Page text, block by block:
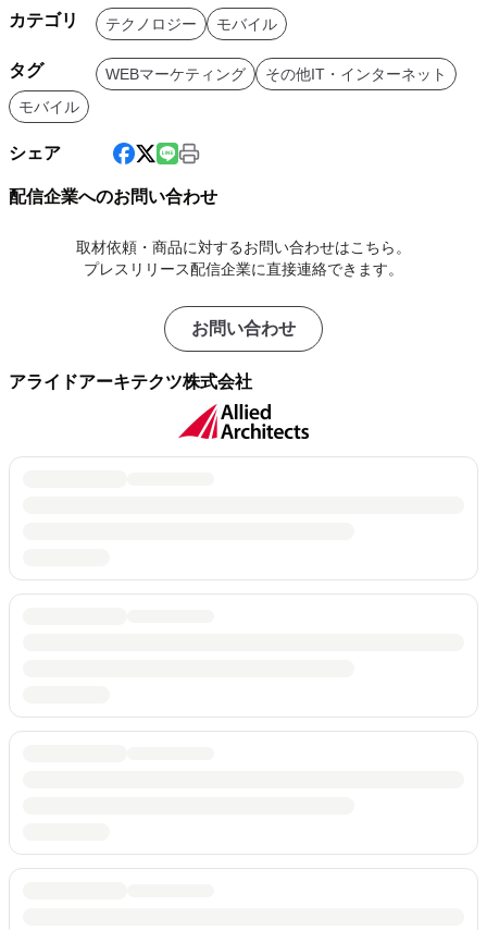
カテゴリ テクノロジー モバイル
タグ WEBマーケティング
その他IT・インターネット
モバイル
シェア
配信企業へのお問い合わせ
取材依頼・商品に対するお問い合わせはこちら。
プレスリリース配信企業に直接連絡できます。
お問い合わせ
アライドアーキテクツ株式会社